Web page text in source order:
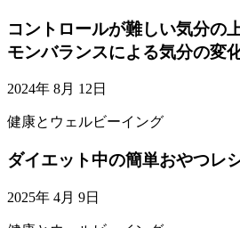
コントロールが難しい気分の
モンバランスによる気分の変
2024年 8月 12日
健康とウェルビーイング
ダイエット中の簡単おやつレ
2025年 4月 9日